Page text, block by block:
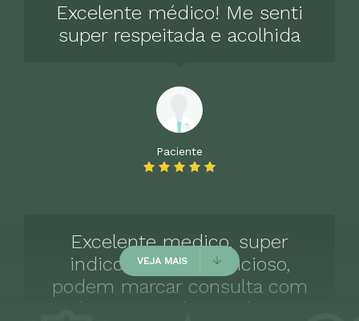
Excelente médico! Me senti
super respeitada e acolhida
Paciente
Excelente medico, super
indico, muito antencioso,
podem marcar consulta com
ele sem medo, excelente
VEJA MAIS